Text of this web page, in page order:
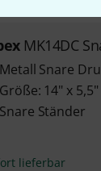
MK14DC
Metall Snare
Größe: 14" x 5,5"
Snare Ständer
lieferbar